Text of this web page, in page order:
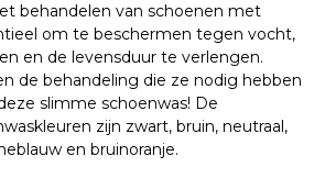
behandelen van schoenen met
om te beschermen tegen vocht,
en de levensduur te verlengen.
de behandeling die ze nodig hebben
slimme schoenwas! De
zijn zwart, bruin, neutraal,
en bruinoranje.